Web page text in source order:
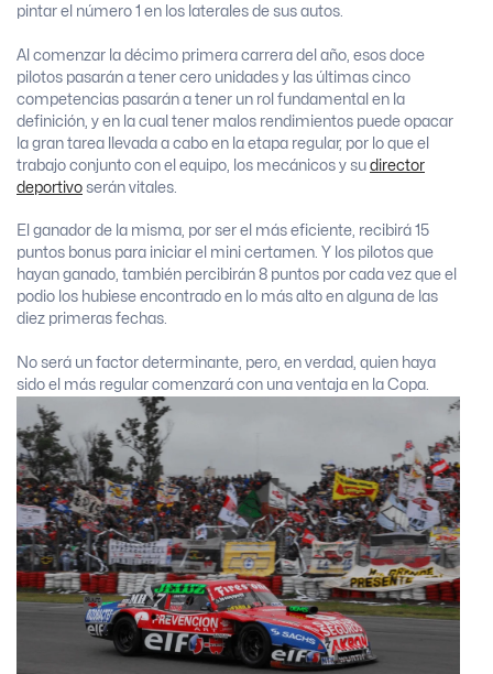
pintar el número 1 en los laterales de sus autos.
Al comenzar la décimo primera carrera del año, esos doce
pilotos pasarán a tener cero unidades y las últimas cinco
competencias pasarán a tener un rol fundamental en la
definición, y en la cual tener malos rendimientos puede opacar
la gran tarea llevada a cabo en la etapa regular, por lo que el
trabajo conjunto con el equipo, los mecánicos y su director
deportivo serán vitales.
El ganador de la misma, por ser el más eficiente, recibirá 15
puntos bonus para iniciar el mini certamen. Y los pilotos que
hayan ganado, también percibirán 8 puntos por cada vez que el
podio los hubiese encontrado en lo más alto en alguna de las
diez primeras fechas.
No será un factor determinante, pero, en verdad, quien haya
sido el más regular comenzará con una ventaja en la Copa.